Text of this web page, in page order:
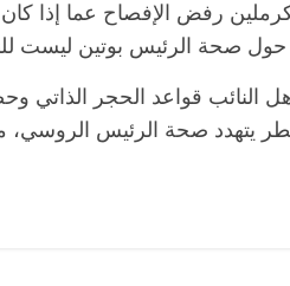
رفض الإفصاح عما إذا
حول صحة الرئيس بوتين ليست
النائب قواعد الحجر
يتهدد صحة الرئيس